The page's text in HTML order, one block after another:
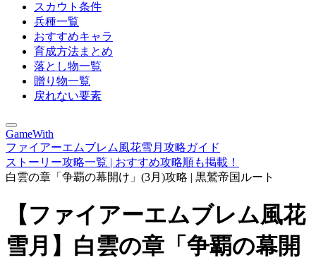
スカウト条件
兵種一覧
おすすめキャラ
育成方法まとめ
落とし物一覧
贈り物一覧
戻れない要素
GameWith
ファイアーエムブレム風花雪月攻略ガイド
ストーリー攻略一覧 | おすすめ攻略順も掲載！
白雲の章「争覇の幕開け」(3月)攻略 | 黒鷲帝国ルート
【ファイアーエムブレム風花
雪月】白雲の章「争覇の幕開